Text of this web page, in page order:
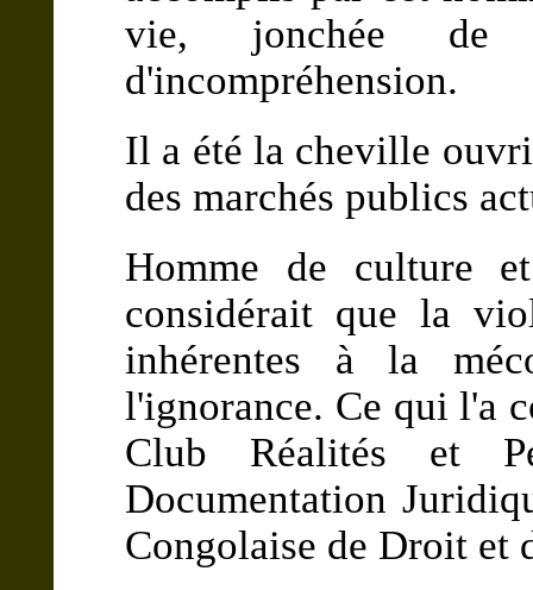
vie, jonchée de
d'incompréhension.
Il a été la cheville
des marchés publics
Homme de culture
considérait que la
inhérentes à la
l'ignorance. Ce qui l'a
Club Réalités et
Documentation
Congolaise de Droit et